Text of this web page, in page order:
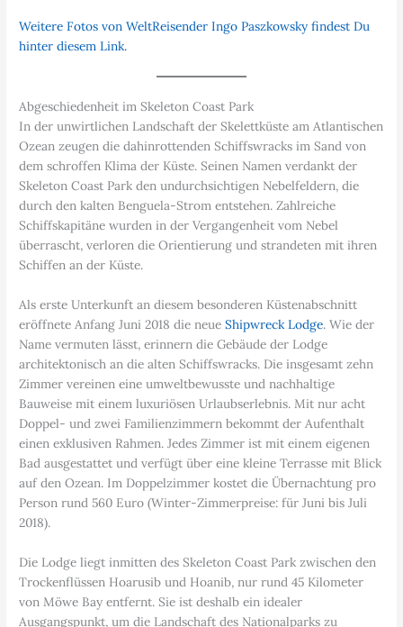
Weitere Fotos von WeltReisender Ingo Paszkowsky findest Du
hinter diesem Link.
Abgeschiedenheit im Skeleton Coast Park
In der unwirtlichen Landschaft der Skelettküste am Atlantischen
Ozean zeugen die dahinrottenden Schiffswracks im Sand von
dem schroffen Klima der Küste. Seinen Namen verdankt der
Skeleton Coast Park den undurchsichtigen Nebelfeldern, die
durch den kalten Benguela-Strom entstehen. Zahlreiche
Schiffskapitäne wurden in der Vergangenheit vom Nebel
überrascht, verloren die Orientierung und strandeten mit ihren
Schiffen an der Küste.
Als erste Unterkunft an diesem besonderen Küstenabschnitt
eröffnete Anfang Juni 2018 die neueShipwreck Lodge. Wie der
Name vermuten lässt, erinnern die Gebäude der Lodge
architektonisch an die alten Schiffswracks. Die insgesamt zehn
Zimmer vereinen eine umweltbewusste und nachhaltige
Bauweise mit einem luxuriösen Urlaubserlebnis. Mit nur acht
Doppel- und zwei Familienzimmern bekommt der Aufenthalt
einen exklusiven Rahmen. Jedes Zimmer ist mit einem eigenen
Bad ausgestattet und verfügt über eine kleine Terrasse mit Blick
auf den Ozean. Im Doppelzimmer kostet die Übernachtung pro
Person rund 560 Euro (Winter-Zimmerpreise: für Juni bis Juli
2018).
Die Lodge liegt inmitten des Skeleton Coast Park zwischen den
Trockenflüssen Hoarusib und Hoanib, nur rund 45 Kilometer
von Möwe Bay entfernt. Sie ist deshalb ein idealer
Ausgangspunkt, um die Landschaft des Nationalparks zu